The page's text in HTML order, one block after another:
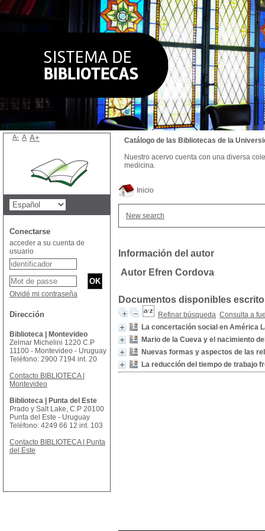
Inicio
New search
Información del autor
Autor Efren Cordova
Documentos disponibles
Refinar búsqueda Consulta a
La concertación social en América
Mario de la Cueva y el nacimiento
Nuevas formas y aspectos de las
La reducción del tiempo de trabajo
Catálogo de las Bibliotecas de la
Nuestro acervo cuenta con una diversa
medicina.
A- A A+
Conectarse
acceder a su cuenta de
usuario
Olvidé mi contraseña
Dirección
Biblioteca | Montevideo
Zelmar Michelini 1220 C.P
11100 - Montevideo - Uruguay
Teléfono: 2900 7194 int. 20
Contacto BIBLIOTECA |
Montevideo
Biblioteca | Punta del Este
Prado y Salt Lake, C.P 20100
Punta del Este - Uruguay
Teléfono: 4249 66 12 int. 103
Contacto BIBLIOTECA | Punta
del Este